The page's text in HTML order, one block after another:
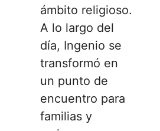
ámbito religioso.
A lo largo del
día, Ingenio se
transformó en
un punto de
encuentro para
familias y